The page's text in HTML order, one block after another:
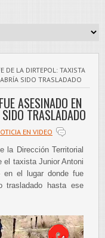
DE LA DIRTEPOL: TAXISTA
SIDO TRASLADADO
ASESINADO EN
TRASLADADO
EN VIDEO
la Dirección Territorial
el taxista Junior Antoni
en el lugar donde fue
trasladado hasta ese